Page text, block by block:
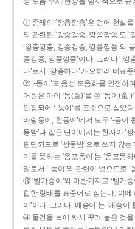
① 종래의 ‘깡총깡총’은 언어 현실을
와 관련된 ‘강중강중, 깡쭝깡쭝’도
‘깡충깡충, 강중강중, 깡쭝깡쭝’의
중겅중, 껑쭝껑쭝’이다. 그러나 ‘ 껑
다’로서 ‘깡충하다’가 오히려 비표
② ‘-동이’도 음성 모음화를 인정하
어원은 아이 ‘동(童)’을 쓴 ‘동이(童
인정되어 ‘-둥이’를 표준으로 삼았
바람둥이, 흰둥이’에서 모두 ‘-둥이’
동밤’과 같은 단어에서는 한자어 ‘
판단되므로 ‘쌍둥밤’으로 쓰지 않
이를 뜻하는 ‘옴포동이’는 ‘옴포동
말로서 ‘-둥이’와 관련이 없으므로
③ ‘발가숭이’와 마찬가지로 ‘빨가
합한 형태를 표준어로 삼는다. 이에
이’이다. 그러나 ‘애송이’는 ‘애숭이
④ 물건을 보에 싸서 꾸려 놓은 것을